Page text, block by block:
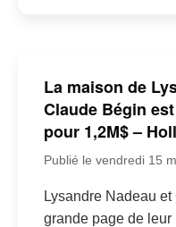
La maison de
Claude Bégin
pour 1,2M$ –
Publié le vendredi 15
Lysandre Nadeau
grande page de leur